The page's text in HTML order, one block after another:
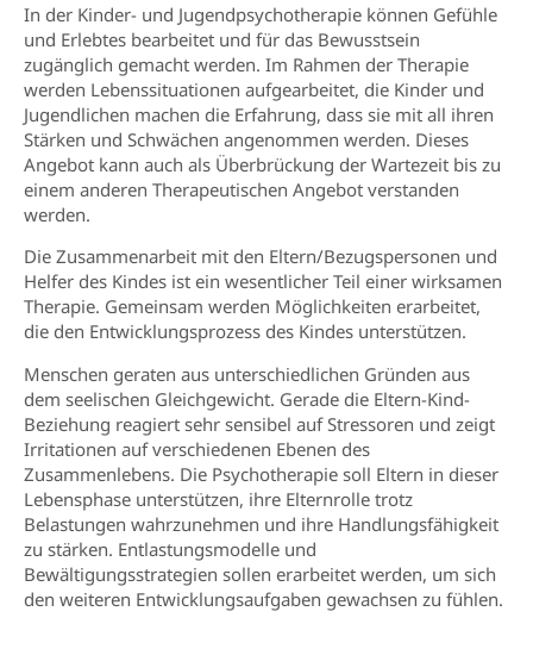
In der Kinder- und Jugendpsychotherapie können Gefühle
und Erlebtes bearbeitet und für das Bewusstsein
zugänglich gemacht werden. Im Rahmen der Therapie
werden Lebenssituationen aufgearbeitet, die Kinder und
Jugendlichen machen die Erfahrung, dass sie mit all ihren
Stärken und Schwächen angenommen werden. Dieses
Angebot kann auch als Überbrückung der Wartezeit bis zu
einem anderen Therapeutischen Angebot verstanden
werden.
Die Zusammenarbeit mit den Eltern/Bezugspersonen und
Helfer des Kindes ist ein wesentlicher Teil einer wirksamen
Therapie. Gemeinsam werden Möglichkeiten erarbeitet,
die den Entwicklungsprozess des Kindes unterstützen.
Menschen geraten aus unterschiedlichen Gründen aus
dem seelischen Gleichgewicht. Gerade die Eltern-Kind-
Beziehung reagiert sehr sensibel auf Stressoren und zeigt
Irritationen auf verschiedenen Ebenen des
Zusammenlebens. Die Psychotherapie soll Eltern in dieser
Lebensphase unterstützen, ihre Elternrolle trotz
Belastungen wahrzunehmen und ihre Handlungsfähigkeit
zu stärken. Entlastungsmodelle und
Bewältigungsstrategien sollen erarbeitet werden, um sich
den weiteren Entwicklungsaufgaben gewachsen zu fühlen.